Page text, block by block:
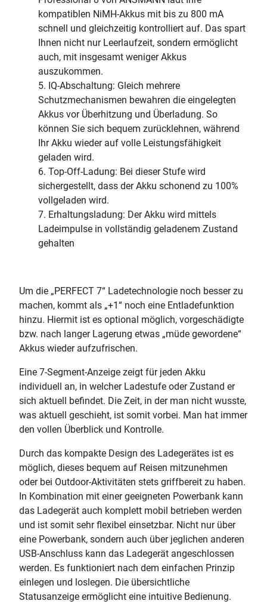
kompatiblen NiMH-Akkus mit bis zu 800 mA
schnell und gleichzeitig kontrolliert auf. Das spart
Ihnen nicht nur Leerlaufzeit, sondern ermöglicht
auch, mit insgesamt weniger Akkus
auszukommen.
5. IQ-Abschaltung: Gleich mehrere
Schutzmechanismen bewahren die eingelegten
Akkus vor Überhitzung und Überladung. So
können Sie sich bequem zurücklehnen, während
Ihr Akku wieder auf volle Leistungsfähigkeit
geladen wird.
6. Top-Off-Ladung: Bei dieser Stufe wird
sichergestellt, dass der Akku schonend zu 100%
vollgeladen wird.
7. Erhaltungsladung: Der Akku wird mittels
Ladeimpulse in vollständig geladenem Zustand
gehalten
Um die „PERFECT 7“ Ladetechnologie noch besser zu
machen, kommt als „+1“ noch eine Entladefunktion
hinzu. Hiermit ist es optional möglich, vorgeschädigte
bzw. nach langer Lagerung etwas „müde gewordene“
Akkus wieder aufzufrischen.
Eine 7-Segment-Anzeige zeigt für jeden Akku
individuell an, in welcher Ladestufe oder Zustand er
sich aktuell befindet. Die Zeit, in der man nicht wusste,
was aktuell geschieht, ist somit vorbei. Man hat immer
den vollen Überblick und Kontrolle.
Durch das kompakte Design des Ladegerätes ist es
möglich, dieses bequem auf Reisen mitzunehmen
oder bei Outdoor-Aktivitäten stets griffbereit zu haben.
In Kombination mit einer geeigneten Powerbank kann
das Ladegerät auch komplett mobil betrieben werden
und ist somit sehr flexibel einsetzbar. Nicht nur über
eine Powerbank, sondern auch über jeglichen anderen
USB-Anschluss kann das Ladegerät angeschlossen
werden. Es funktioniert nach dem einfachen Prinzip
einlegen und loslegen. Die übersichtliche
Statusanzeige ermöglicht eine intuitive Bedienung.